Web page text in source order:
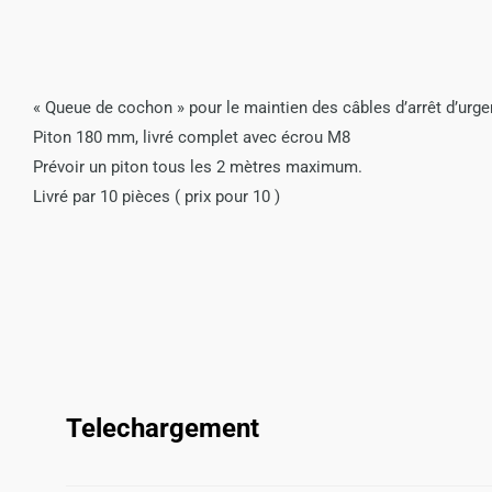
« Queue de cochon » pour le maintien des câbles d’arrêt
Piton 180 mm, livré complet avec écrou M8
Prévoir un piton tous les 2 mètres maximum.
Livré par 10 pièces ( prix pour 10 )
Telechargement